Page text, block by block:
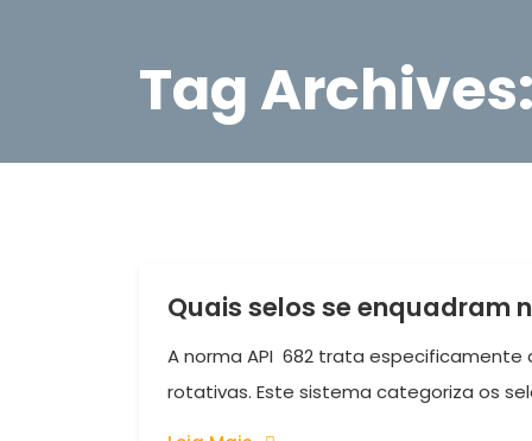
Tag
Quais selos se enquadram
A norma API 682 trata
rotativas. Este sistema categoriza os